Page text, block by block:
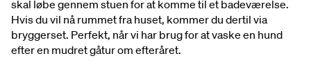
skal løbe gennem stuen for at komme til et badeværelse.
Hvis du vil nå rummet fra huset, kommer du dertil via
bryggerset. Perfekt, når vi har brug for at vaske en hund
efter en mudret gåtur om efteråret.